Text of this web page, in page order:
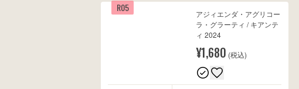
R05
アジィエンダ・アグリコー
ラ・グラーティ / キアンテ
ィ 2024
¥1,680 (税込)